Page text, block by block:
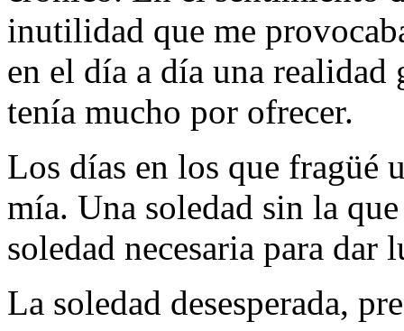
inutilidad que me
en el día a día una realidad
tenía mucho por ofrecer.
Los días en los que fragüé
mía. Una soledad sin la
soledad necesaria para
La soledad desesperada,